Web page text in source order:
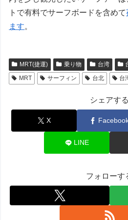
トで有料でサーフボードを含めて
ます。
MRT(捷運) 乗り物 台湾
MRT
サーフィン 台北 台
シェアする
X
LINE
フォローす